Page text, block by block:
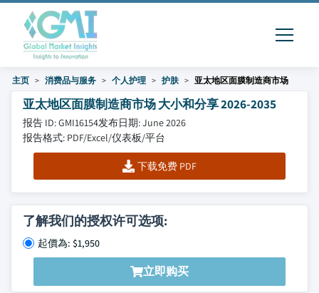
主页 消费品与服务 个人护理 护肤 亚太地区面膜制造商市场
亚太地区面膜制造商市场 大小和分享 2026-2035
报告 ID: GMI16154发布日期: June 2026
报告格式: PDF/Excel/仪表板/平台
下载免费 PDF
了解我们的授权许可选项:
起價為: $1,950
立即购买